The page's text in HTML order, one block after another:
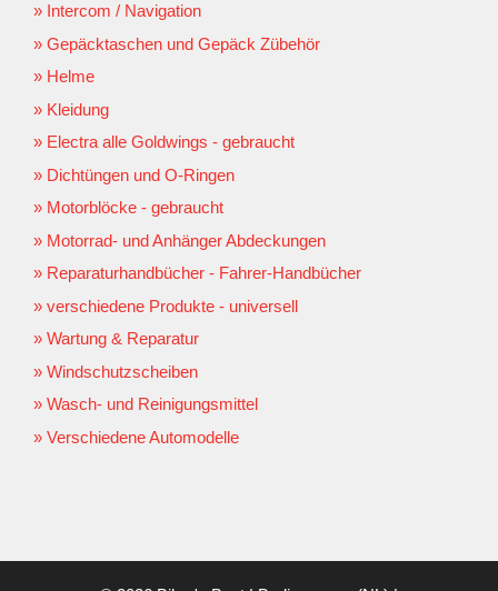
Intercom / Navigation
Gepäcktaschen und Gepäck Zübehör
Helme
Kleidung
Electra alle Goldwings - gebraucht
Dichtüngen und O-Ringen
Motorblöcke - gebraucht
Motorrad- und Anhänger Abdeckungen
Reparaturhandbücher - Fahrer-Handbücher
verschiedene Produkte - universell
Wartung & Reparatur
Windschutzscheiben
Wasch- und Reinigungsmittel
Verschiedene Automodelle